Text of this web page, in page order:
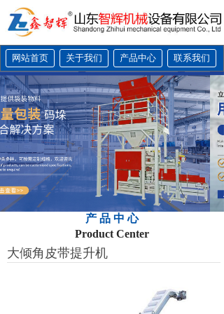
网站首页 关于我们 产品中心 联系我们
产 品 中 心
Product Center
大倾角皮带提升机